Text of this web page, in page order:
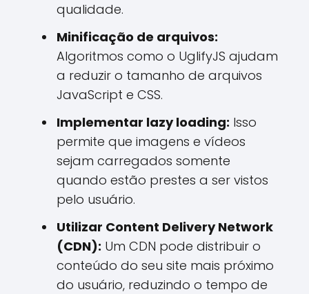
qualidade.
Minificação de arquivos:
Algoritmos como o UglifyJS ajudam
a reduzir o tamanho de arquivos
JavaScript e CSS.
Implementar lazy loading: Isso
permite que imagens e vídeos
sejam carregados somente
quando estão prestes a ser vistos
pelo usuário.
Utilizar Content Delivery Network
(CDN): Um CDN pode distribuir o
conteúdo do seu site mais próximo
do usuário, reduzindo o tempo de